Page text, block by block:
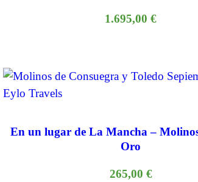
1.695,00€
En un lugar de La Mancha –
Oro
265,00 €